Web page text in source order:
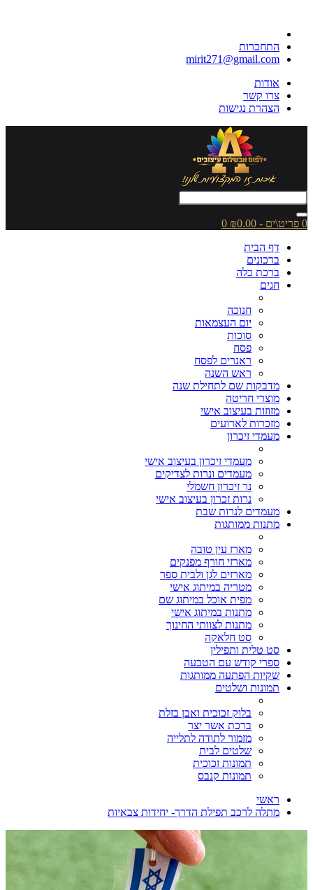
התחברות
mirit271@gmail.com
אודות
צרו קשר
הצהרת נגישות
0 פריט\ים - ₪0.00
0
דף הבית
ברכונים
ברכת כלה
חגים
חנוכה
יום העצמאות
סוכות
פסח
ראנרים לפסח
ראש השנה
מדבקות שם לתחילת שנה
מוצרי חריטה
מזוזות בעיצוב אישי
מזכרות לארועים
מעמדי זיכרון
מעמדי זיכרון בעיצוב אישי
מעמדים ונרות לצדיקים
נר זיכרון חשמלי
נרות זכרון בעיצוב אישי
מעמדים לנרות שבת
מתנות ממותגות
מארז עין טובה
מארזי חורף מפנקים
מארזים לגן ולבית ספר
מטריה במיתוג אישי
מפית אוכל במיתוג שם
מתנות במיתוג אישי
מתנות לצוותי החינוך
סט חלאקה
סט טלית ותפילין
ספרי קודש עם הטבעה
שקיות הפתעה ממותגות
תמונות ושלטים
בלוק זכוכית ואבן בזלת
ברכת אשר יצר
מזמור לתודה לתלייה
שלטים לבית
תמונות זכוכית
תמונות קנבס
ראשי
מתלה לרכב תפילת הדרך- יחידות צבאיות